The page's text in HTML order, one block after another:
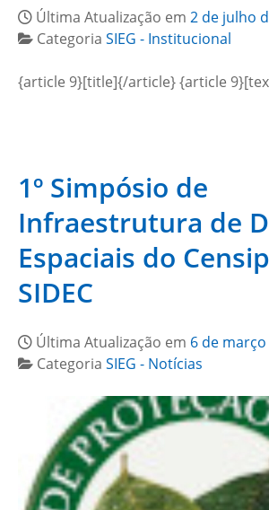
Última Atualização em 2 de julho
Categoria SIEG - Institucional
{article 9}[title]{/article} {article
1º Simpósio de
Infraestrutura de
Espaciais do
SIDEC
Última Atualização em 6 de
Categoria SIEG - Notícias